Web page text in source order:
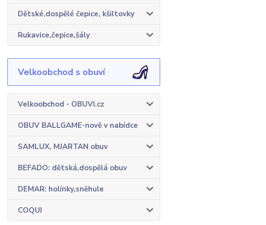
Dětské,dospělé čepice, kšiltovky
Rukavice,čepice,šály
Velkoobchod s obuví
Velkoobchod - OBUVI.cz
OBUV BALLGAME-nově v nabídce
SAMLUX, MJARTAN obuv
BEFADO: dětská,dospělá obuv
DEMAR: holínky,sněhule
COQUI